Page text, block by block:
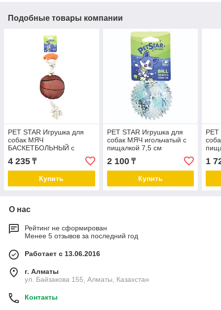
Подобные товары компании
PET STAR Игрушка для
собак МЯЧ
БАСКЕТБОЛЬНЫЙ с
канатом и пищалкой
4 235 ₸
Купить
PET STAR Игрушка для
собак МЯЧ игольчатый с
пищалкой 7,5 см
2 100₸
Купить
PET
1
О нас
Рейтинг не сформирован
Менее 5 отзывов за последний год
Работает с 13.06.2016
г. Алматы
ул. Байзакова 155, Алматы, Казахстан
Контакты